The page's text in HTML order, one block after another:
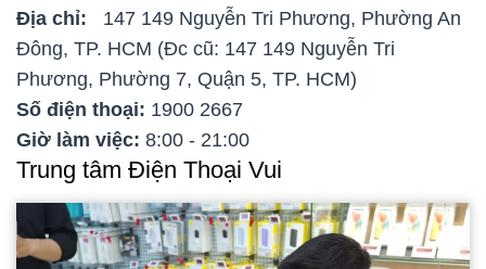
Địa chỉ: 147 149 Nguyễn Tri Phương, Phường An
Đông, TP. HCM (Đc cũ: 147 149 Nguyễn Tri
Phương, Phường 7, Quận 5, TP. HCM)
Số điện thoại: 1900 2667
Giờ làm việc: 8:00 - 21:00
Trung tâm Điện Thoại Vui